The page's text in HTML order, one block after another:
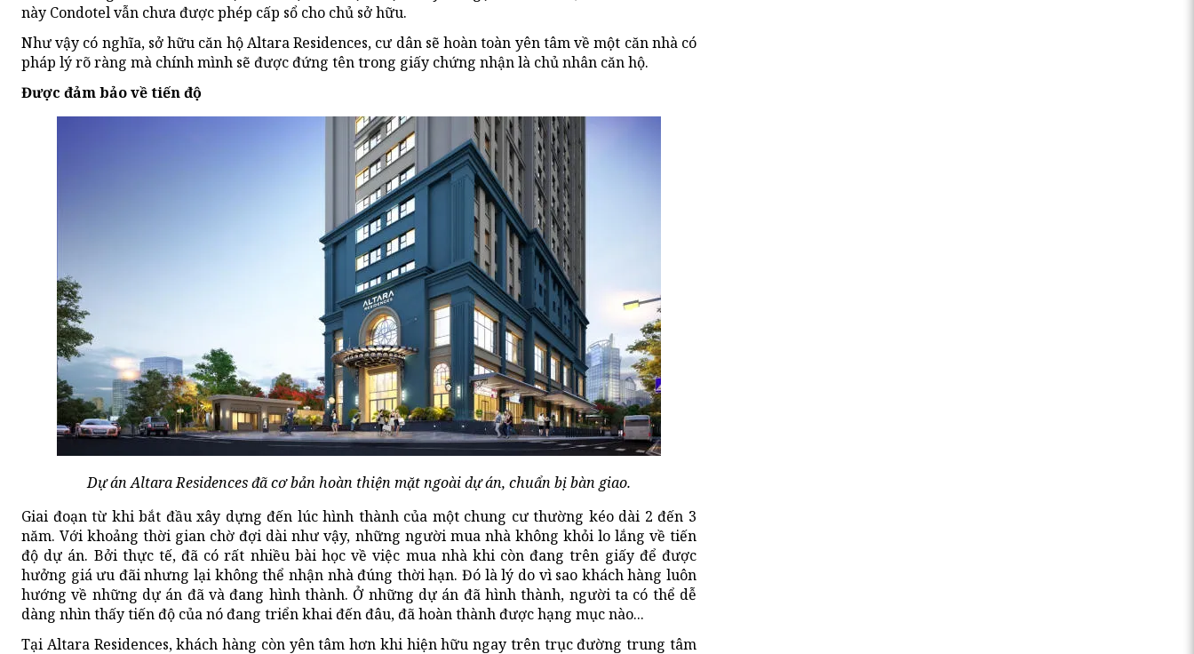
này Condotel vẫn chưa được phép cấp sổ cho chủ sở hữu.
Như vậy có nghĩa, sở hữu căn hộ Altara Residences, cư dân sẽ hoàn toàn yên tâm về một căn nhà có
pháp lý rõ ràng mà chính mình sẽ được đứng tên trong giấy chứng nhận là chủ nhân căn hộ.
Được đảm bảo về tiến độ
Dự án Altara Residences đã cơ bản hoàn thiện mặt ngoài dự án, chuẩn bị bàn giao.
Giai đoạn từ khi bắt đầu xây dựng đến lúc hình thành của một chung cư thường kéo dài 2 đến 3
năm. Với khoảng thời gian chờ đợi dài như vậy, những người mua nhà không khỏi lo lắng về tiến
độ dự án. Bởi thực tế, đã có rất nhiều bài học về việc mua nhà khi còn đang trên giấy để được
hưởng giá ưu đãi nhưng lại không thể nhận nhà đúng thời hạn. Đó là lý do vì sao khách hàng luôn
hướng về những dự án đã và đang hình thành. Ở những dự án đã hình thành, người ta có thể dễ
dàng nhìn thấy tiến độ của nó đang triển khai đến đâu, đã hoàn thành được hạng mục nào...
Tại Altara Residences, khách hàng còn yên tâm hơn khi hiện hữu ngay trên trục đường trung tâm